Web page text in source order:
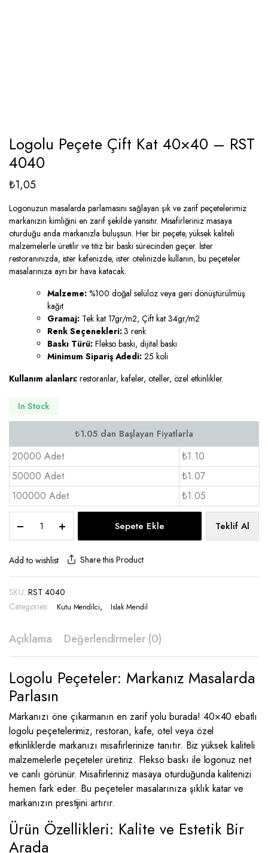
Logolu Peçete Çift Kat 40×40 – RST
4040
₺1,05
Logonuzun masalarda parlamasını sağlayan şık ve zarif peçetelerimiz
markanızın kimliğini en zarif şekilde yansıtır. Misafirleriniz masaya
oturduğu anda markanızla buluşsun. Her bir peçete, yüksek kaliteli
malzemelerle üretilir ve titiz bir baskı sürecinden geçer. İster
restoranınızda, ister kafenizde, ister otelinizde kullanın, bu peçeteler
masalarınıza ayrı bir hava katacak.
Malzeme:%100 doğal selüloz veya geri dönüştürülmüş
kağıt
Gramaj:Tek kat 17gr/m2, Çift kat 34gr/m2
Renk Seçenekleri:3 renk
Baskı Türü:Flekso baskı, dijital baskı
Minimum Sipariş Adedi: 25 koli
Kullanım alanları: restoranlar, kafeler, oteller, özel etkinlikler.
In Stock
20000 Adet
₺1.10
50000 Adet
₺1.07
100000 Adet
₺1.05
Peçete
Çift
Kat
RST
4040
Sepete Ekle Teklif Al
Add to wishlist Share this Product
SKU: RST 4040
Categories:
Kutu Mendilci, Islak Mendil
Açıklama Değerlendirmeler (0)
Logolu Peçeteler: Markanız Masalarda
Parlasın
Markanızı öne çıkarmanın en zarif yolu burada! 40×40 ebatlı
logolu peçetelerimiz, restoran, kafe, otel veya özel
etkinliklerde markanızı misafirlerinize tanıtır. Biz yüksek kaliteli
malzemelerle peçeteler üretiriz. Flekso baskı ile logonuz net
ve canlı görünür. Misafirleriniz masaya oturduğunda kalitenizi
hemen fark eder. Bu peçeteler masalarınıza şıklık katar ve
markanızın prestijini artırır.
Ürün Özellikleri: Kalite ve Estetik Bir
Arada